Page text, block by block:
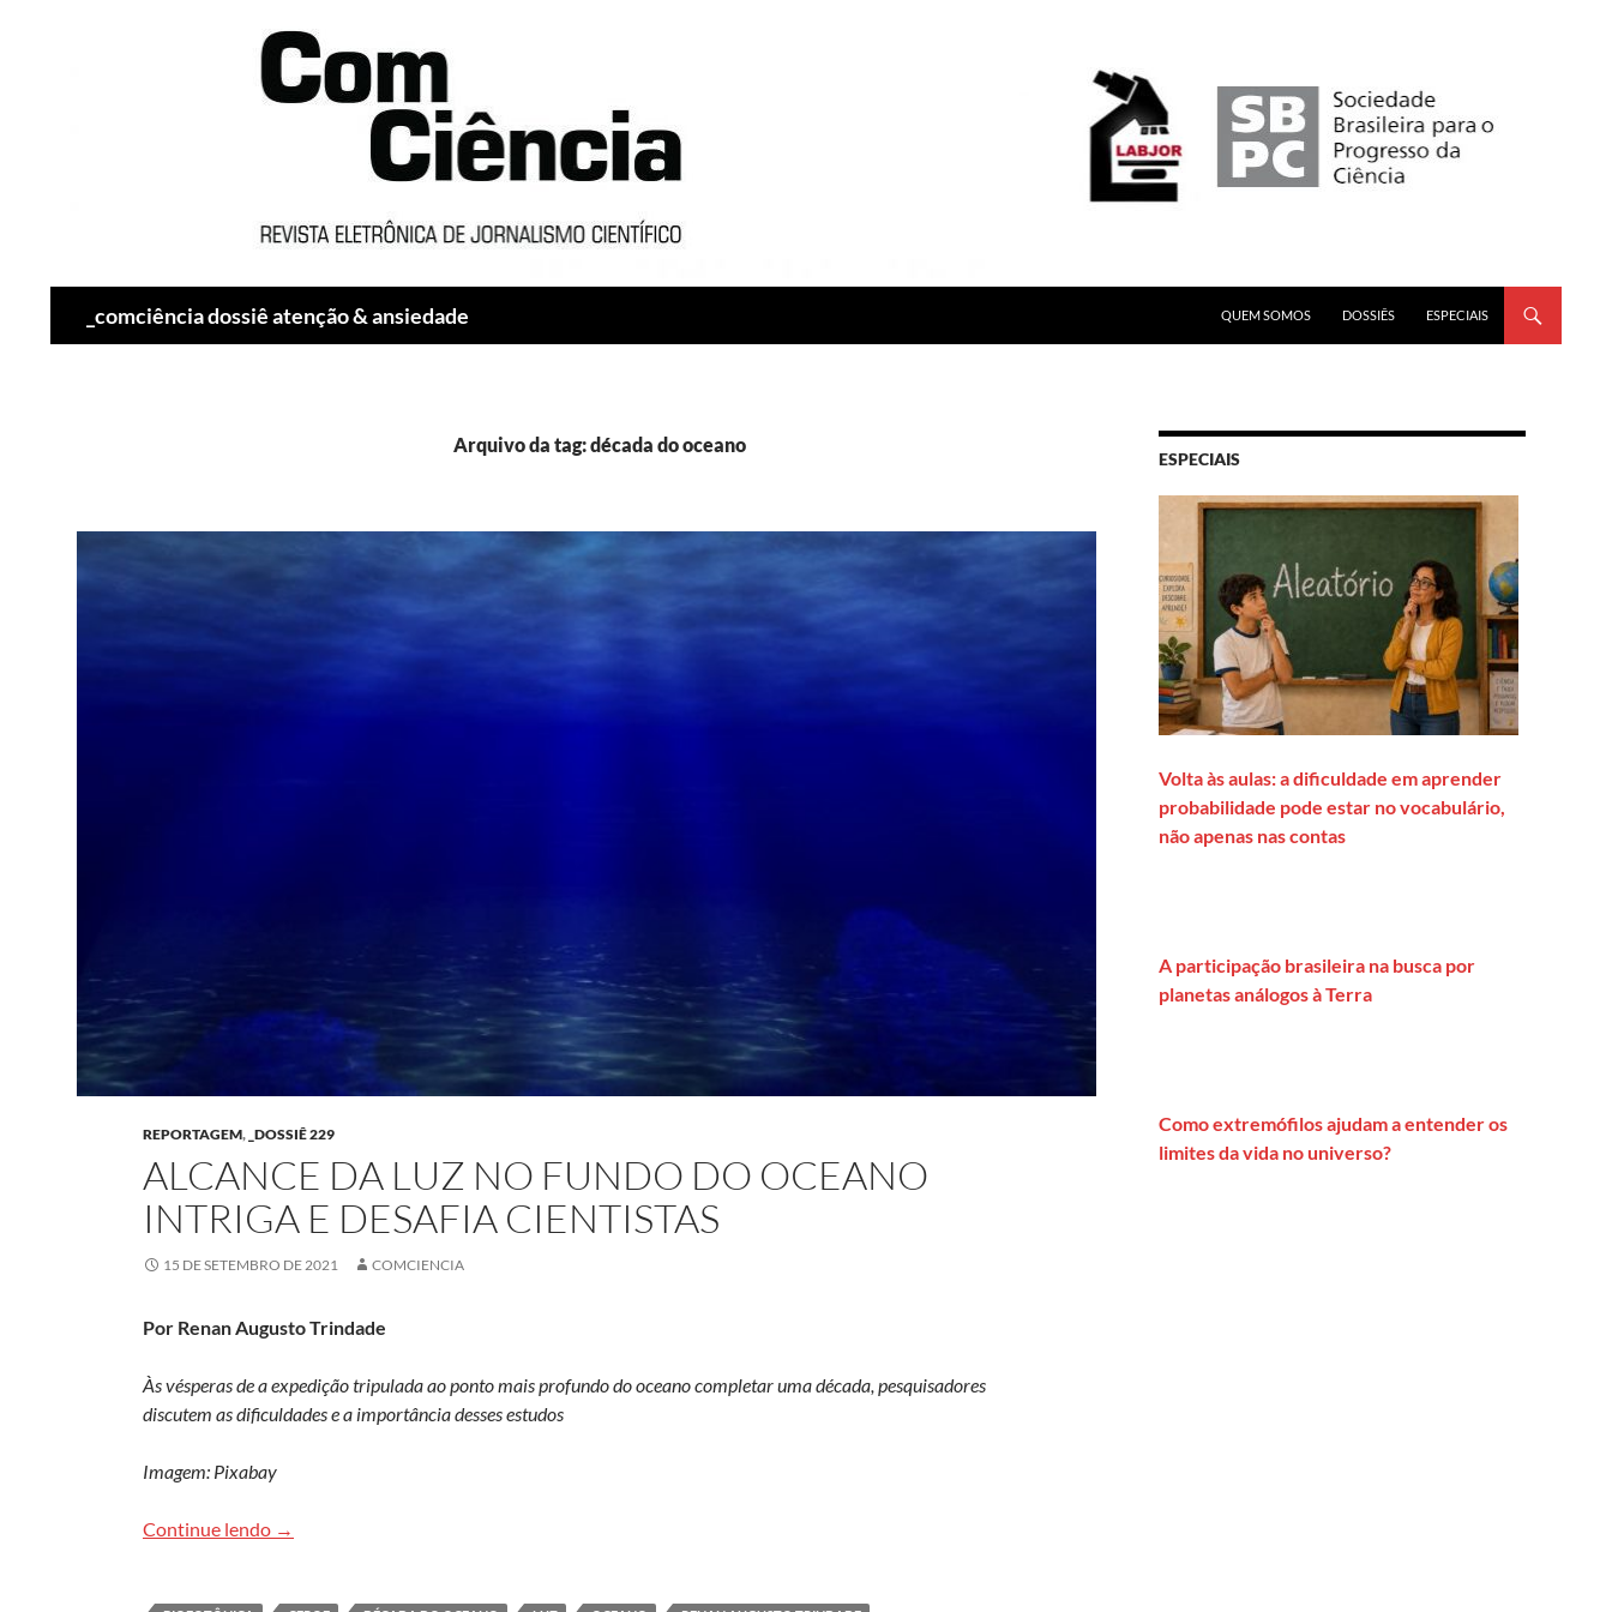
_comciência dossiê atenção & ansiedade
QUEM SOMOS
DOSSIÊS ESPECIAIS
Arquivo da tag: década do oceano
REPORTAGEM, _DOSSIÊ 229
ALCANCE DA LUZ NO FUNDO DO OCEANO
INTRIGA E DESAFIA CIENTISTAS
15 DE SETEMBRO DE 2021 COMCIENCIA
Por Renan Augusto Trindade
Às vésperas de a expedição tripulada ao ponto mais profundo do oceano completar uma década, pesquisadores
discutem as dificuldades e a importância desses estudos
Imagem: Pixabay
Continue lendo Alcance da luz no fundo do oceano intriga e desafia cientistas
→
ESPECIAIS
Volta às aulas: a dificuldade em aprender
probabilidade pode estar no vocabulário,
não apenas nas contas
A participação brasileira na busca por
planetas análogos à Terra
Como extremófilos ajudam a entender os
limites da vida no universo?